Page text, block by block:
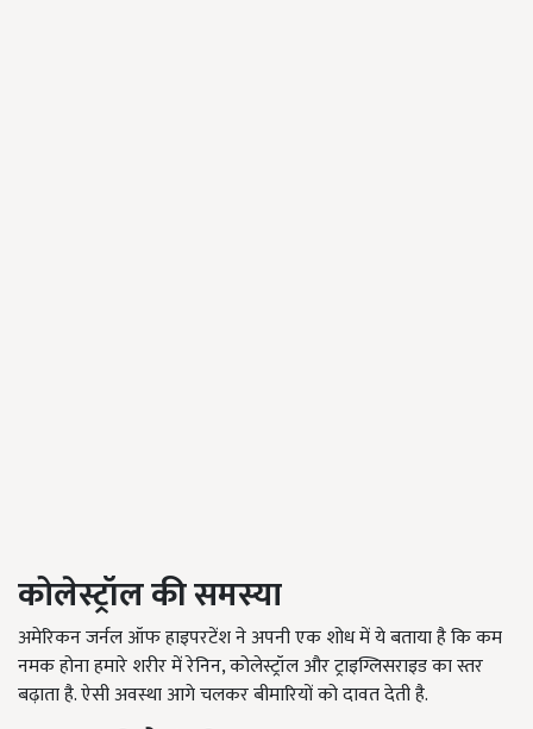
कोलेस्ट्रॉल की समस्या
अमेरिकन जर्नल ऑफ हाइपरटेंश ने अपनी एक शोध में ये बताया है कि कम
नमक होना हमारे शरीर में रेनिन, कोलेस्ट्रॉल और ट्राइग्लिसराइड का स्तर
बढ़ाता है. ऐसी अवस्था आगे चलकर बीमारियों को दावत देती है.